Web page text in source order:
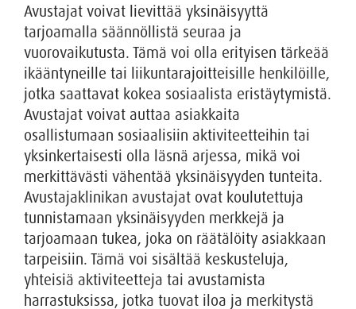
Avustajat voivat lievittää yksinäisyyttä
tarjoamalla säännöllistä seuraa ja
vuorovaikutusta. Tämä voi olla erityisen tärkeää
ikääntyneille tai liikuntarajoitteisille henkilöille,
jotka saattavat kokea sosiaalista eristäytymistä.
Avustajat voivat auttaa asiakkaita
osallistumaan sosiaalisiin aktiviteetteihin tai
yksinkertaisesti olla läsnä arjessa, mikä voi
merkittävästi vähentää yksinäisyyden tunteita.
Avustajaklinikan avustajat ovat koulutettuja
tunnistamaan yksinäisyyden merkkejä ja
tarjoamaan tukea, joka on räätälöity asiakkaan
tarpeisiin. Tämä voi sisältää keskusteluja,
yhteisiä aktiviteetteja tai avustamista
harrastuksissa, jotka tuovat iloa ja merkitystä